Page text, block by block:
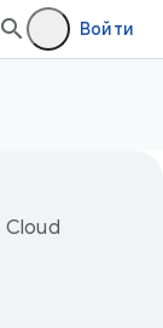
Войти
Cloud